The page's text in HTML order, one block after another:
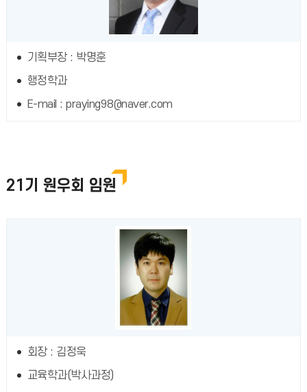
기획부장 : 박명훈
행정학과
E-mail : praying98@naver.com
21기 원우회 임원
회장 : 김정욱
교육학과(박사과정)